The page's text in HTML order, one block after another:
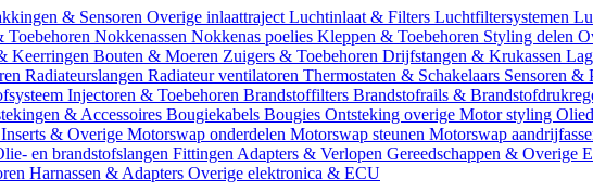
& Sensoren Overige inlaattraject Luchtinlaat & Filters Luchtfiltersystemen
Toebehoren Nokkenassen Nokkenas poelies Kleppen & Toebehoren Styling delen
Keerringen Bouten & Moeren Zuigers & Toebehoren Drijfstangen & Krukassen
Radiateurslangen Radiateur ventilatoren Thermostaten & Schakelaars Sensoren &
Injectoren & Toebehoren Brandstoffilters Brandstofrails &
& Accessoires Bougiekabels Bougies Ontsteking overige Motor styling
Inserts & Overige Motorswap onderdelen Motorswap steunen Motorswap
en brandstofslangen Fittingen Adapters & Verlopen Gereedschappen & Overige
Harnassen & Adapters Overige elektronica & ECU